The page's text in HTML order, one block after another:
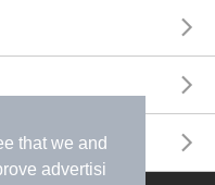
that we and
advertisi